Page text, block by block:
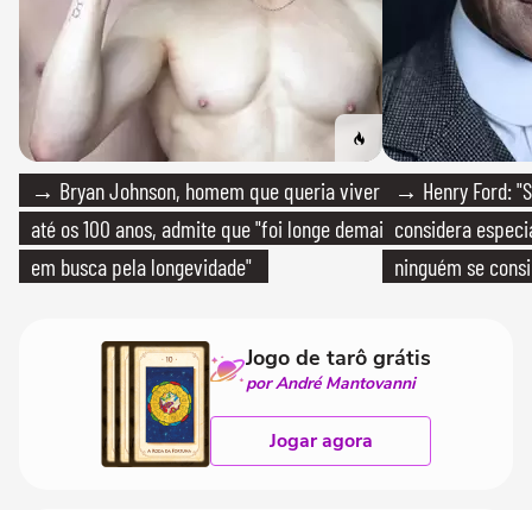
→ Bryan Johnson, homem que queria viver
até os 100 anos, admite que "foi longe demais
em busca pela longevidade"
→ Henry Ford:
considera
ninguém se
Jogo de tarô grátis
por André Mantovanni
Jogar agora